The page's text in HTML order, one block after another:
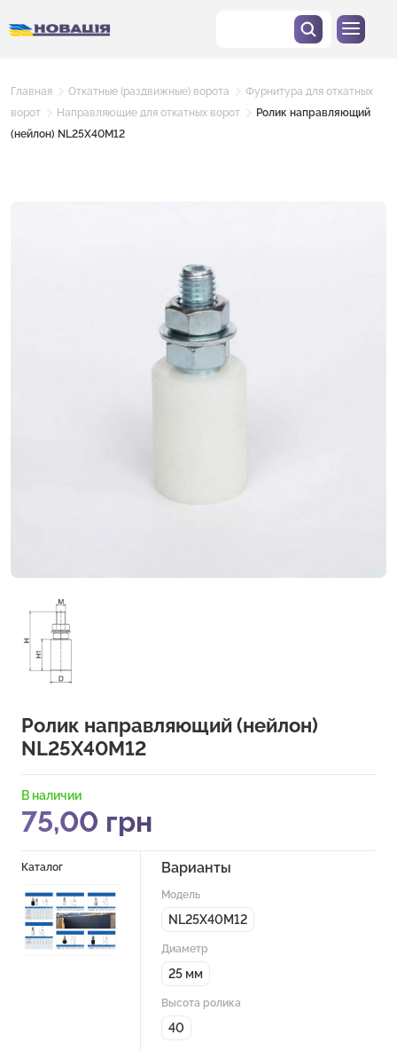
Главная Откатные (раздвижные) ворота
Фурнитура для откатных
ворот
Направляющие для откатных ворот
Ролик направляющий
(нейлон) NL25X40M12
Ролик направляющий (нейлон)
NL25X40M12
В наличии
75,00 грн
Каталог Варианты
Модель
NL25X40M12
Диаметр
25 мм
Высота ролика
40